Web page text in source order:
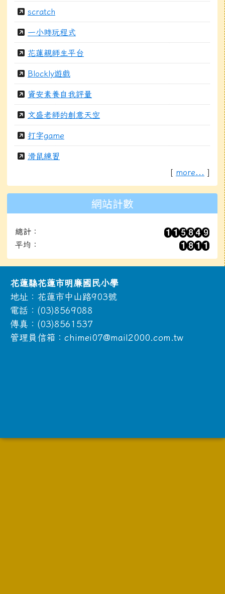
scratch
一小時玩程式
花蓮親師生平台
Blockly遊戲
資安素養自我評量
文盛老師的創意天空
打字game
滑鼠練習
[ more... ]
網站計數
總計：
平均：
頁尾區域內容
花蓮縣花蓮市明廉國民小學
地址：花蓮市中山路903號
電話：(03)8569088
傳真：(03)8561537
管理員信箱：chimei07@mail2000.com.tw